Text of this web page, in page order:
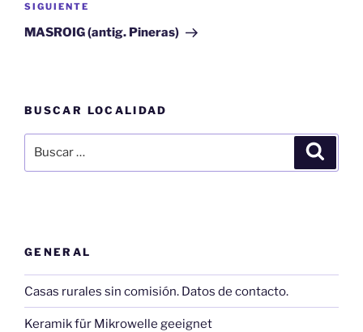
Siguiente
entrada
SIGUIENTE
MASROIG (antig. Pineras)
BUSCAR LOCALIDAD
por:
GENERAL
Casas rurales sin comisión. Datos de contacto.
Keramik für Mikrowelle geeignet